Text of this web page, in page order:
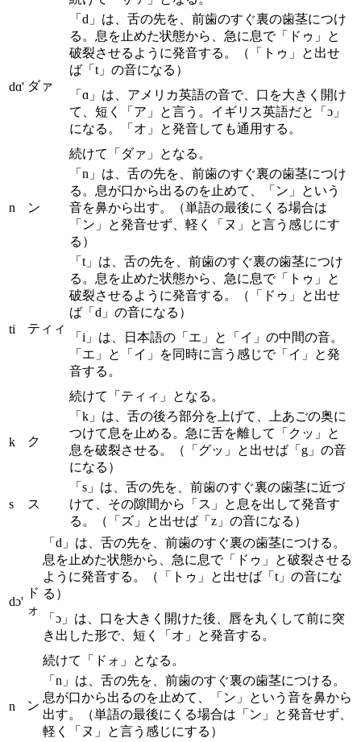
dɑ' ダァ
「d」は、舌の先を、前歯のすぐ裏の歯茎につけ
る。息を止めた状態から、急に息で「ドゥ」と
破裂させるように発音する。（「トゥ」と出せ
ば「t」の音になる）
「ɑ」は、アメリカ英語の音で、口を大きく開け
て、短く「ア」と言う。イギリス英語だと「ɔ」
になる。「オ」と発音しても通用する。
続けて「ダァ」となる。
n ン
「n」は、舌の先を、前歯のすぐ裏の歯茎につけ
る。息が口から出るのを止めて、「ン」という
音を鼻から出す。（単語の最後にくる場合は
「ン」と発音せず、軽く「ヌ」と言う感じにす
る）
ti ティィ
「t」は、舌の先を、前歯のすぐ裏の歯茎につけ
る。息を止めた状態から、急に息で「トゥ」と
破裂させるように発音する。（「ドゥ」と出せ
ば「d」の音になる）
「i」は、日本語の「エ」と「イ」の中間の音。
「エ」と「イ」を同時に言う感じで「イ」と発
音する。
続けて「ティィ」となる。
k ク
「k」は、舌の後ろ部分を上げて、上あごの奥に
つけて息を止める。急に舌を離して「クッ」と
息を破裂させる。（「グッ」と出せば「g」の音
になる）
s ス
「s」は、舌の先を、前歯のすぐ裏の歯茎に近づ
けて、その隙間から「ス」と息を出して発音す
る。（「ズ」と出せば「z」の音になる）
dɔ'
ド
ォ
「d」は、舌の先を、前歯のすぐ裏の歯茎につける。
息を止めた状態から、急に息で「ドゥ」と破裂させる
ように発音する。（「トゥ」と出せば「t」の音にな
る）
「ɔ」は、口を大きく開けた後、唇を丸くして前に突
き出した形で、短く「オ」と発音する。
続けて「ドォ」となる。
n ン
「n」は、舌の先を、前歯のすぐ裏の歯茎につける。
息が口から出るのを止めて、「ン」という音を鼻から
出す。（単語の最後にくる場合は「ン」と発音せず、
軽く「ヌ」と言う感じにする）